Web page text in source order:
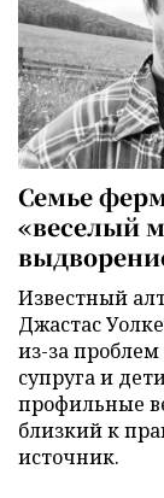
Семье
«веселый
Известный
Джастас
из-за
супруга и
профильные
близкий к
источник.